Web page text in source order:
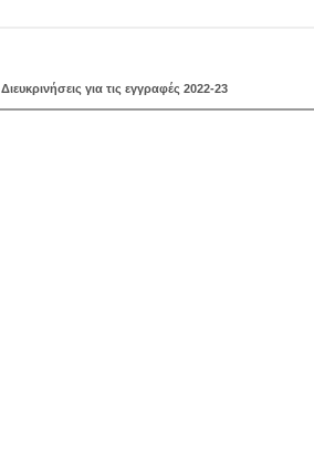
Διευκρινήσεις για τις εγγραφές 2022-23